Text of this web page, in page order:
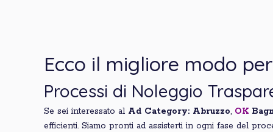
Ecco il migliore modo
Processi di Noleggio
Se sei interessato al Ad Category: Abruzzo, OK
efficienti. Siamo pronti ad assisterti in ogni fase del